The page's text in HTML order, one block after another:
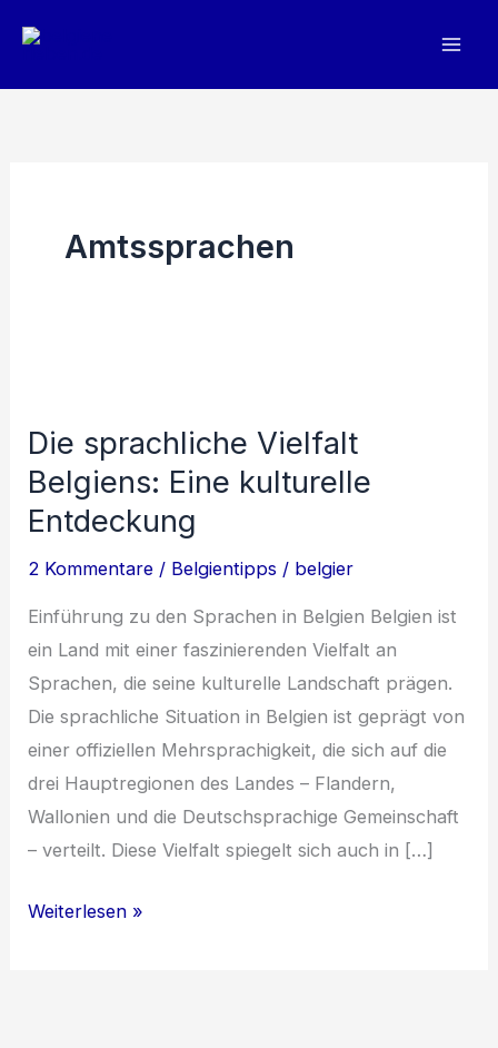
Inhalt
Amtssprachen
Die sprachliche Vielfalt
Belgiens: Eine kulturelle
Entdeckung
2 Kommentare / Belgientipps / belgier
Einführung zu den Sprachen in Belgien Belgien ist
ein Land mit einer faszinierenden Vielfalt an
Sprachen, die seine kulturelle Landschaft prägen.
Die sprachliche Situation in Belgien ist geprägt von
einer offiziellen Mehrsprachigkeit, die sich auf die
drei Hauptregionen des Landes – Flandern,
Wallonien und die Deutschsprachige Gemeinschaft
– verteilt. Diese Vielfalt spiegelt sich auch in […]
Die
Weiterlesen »